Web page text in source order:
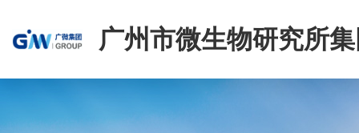
广州市微生物研究所
有限公司